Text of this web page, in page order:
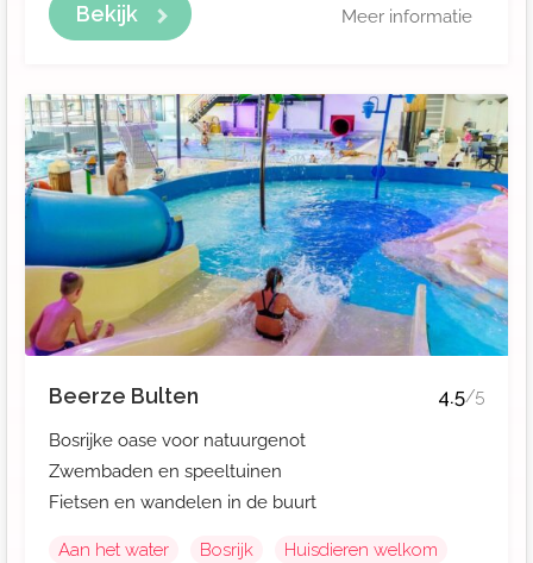
Bekijk Meer informatie
Beerze Bulten 4.5/5
Bosrijke oase voor natuurgenot
Zwembaden en speeltuinen
Fietsen en wandelen in de buurt
Aan het water Bosrijk
Huisdieren welkom